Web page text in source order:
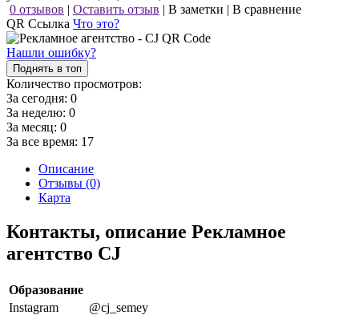
0 отзывов | Оставить отзыв | В заметки | В сравнение
QR Ссылка Что это?
Нашли ошибку?
Поднять в топ
Количество просмотров:
За сегодня: 0
За неделю: 0
За месяц: 0
За все время: 17
Описание
Отзывы (0)
Карта
Контакты, описание Рекламное
агентство СJ
Образование
Instagram
@cj_semey